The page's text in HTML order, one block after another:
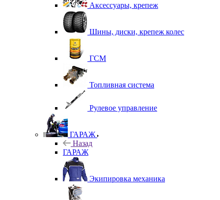
Аксессуары, крепеж
Шины, диски, крепеж колес
ГСМ
Топливная система
Рулевое управление
ГАРАЖ
Назад
ГАРАЖ
Экипировка механика